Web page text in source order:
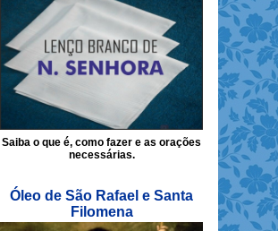
Saiba o que é, como fazer e as orações
necessárias.
Óleo de São Rafael e Santa
Filomena